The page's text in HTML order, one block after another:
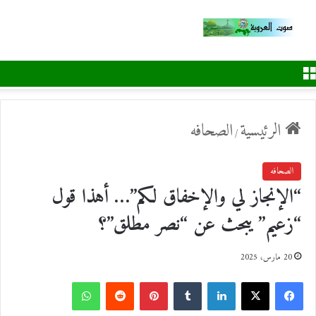
الرئيسية/الصحافه
الصحافه
“الإنجاز لي والإخفاق لكم”… أهذا قول
“زعيم” يبحث عن “نصر مطلق”؟
20 مارس، 2025